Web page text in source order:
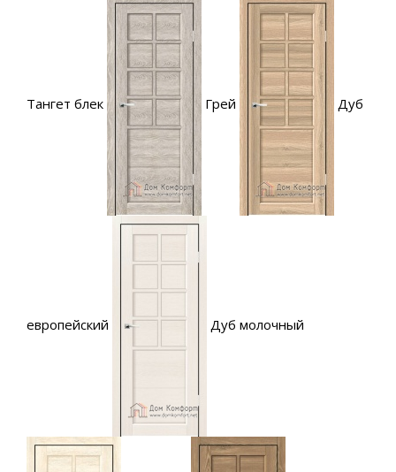
Тангет блек Грей Дуб
европейский Дуб молочный